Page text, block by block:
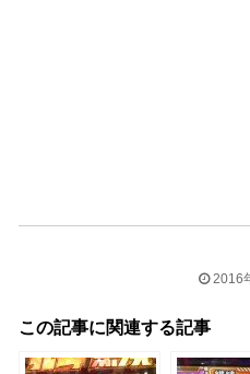
2016
この記事に関連する記事